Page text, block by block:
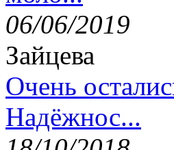
06/06/2019
Зайцева
Очень
Надёжнос...